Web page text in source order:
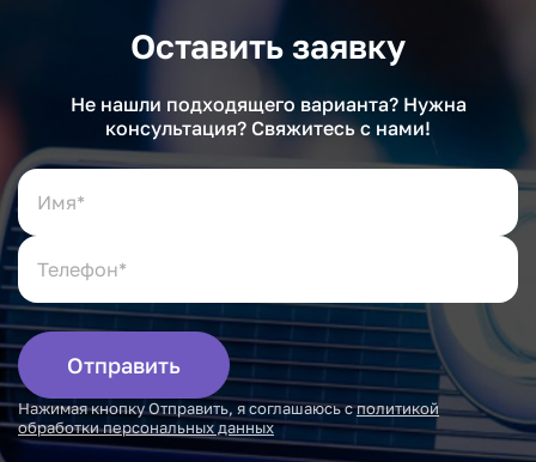
Оставить заявку
Не нашли подходящего варианта? Нужна
консультация? Свяжитесь с нами!
Отправить
Нажимая кнопку Отправить, я соглашаюсь сполитикой
обработки персональных данных